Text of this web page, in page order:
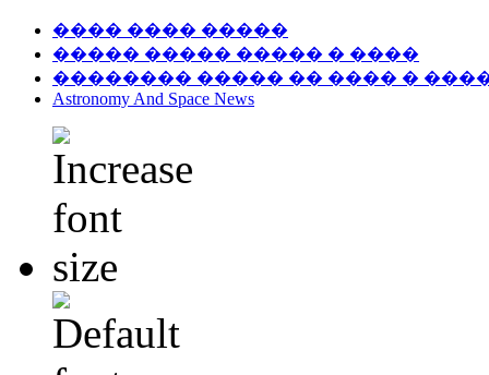
���� ���� �����
����� ����� ����� � ����
�������� ����� �� ���� �
Astronomy And Space News